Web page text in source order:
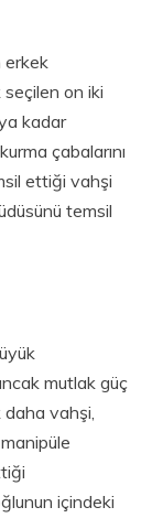
erkek
on iki
kadar
çabalarını
ettiği vahşi
temsil
mutlak güç
vahşi,
içindeki